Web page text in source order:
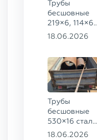
Трубы
бесшовные
219×6, 114×6,
57×6 ГОСТ
18.06.2026
Трубы
бесшовные
530×16 сталь
13ХФА,
18.06.2026